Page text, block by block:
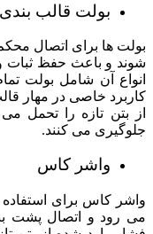
بولت قالب بندی
بولت ها برای اتصال
شوند و باعث حفظ ثبات
انواع آن شامل بولت
کاربرد خاصی در مهار
از بتن تازه را تحمل
جلوگیری می کنند.
واشر کاس
واشر کاس برای
می رود و اتصال پشت